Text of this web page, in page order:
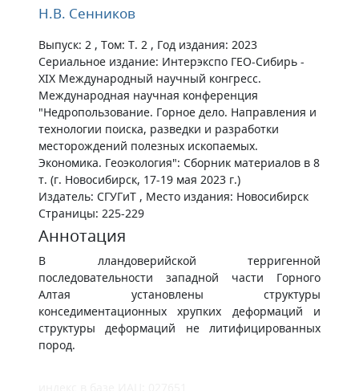
Н.В. Сенников
Выпуск: 2 , Том: Т. 2 , Год издания: 2023
Сериальное издание: Интерэкспо ГЕО-Сибирь -
XIX Международный научный конгресс.
Международная научная конференция
"Недропользование. Горное дело. Направления и
технологии поиска, разведки и разработки
месторождений полезных ископаемых.
Экономика. Геоэкология": Сборник материалов в 8
т. (г. Новосибирск, 17-19 мая 2023 г.)
Издатель: СГУГиТ , Место издания: Новосибирск
Страницы: 225-229
Аннотация
В лландоверийской терригенной
последовательности западной части Горного
Алтая установлены структуры
конседиментационных хрупких деформаций и
структуры деформаций не литифицированных
пород.